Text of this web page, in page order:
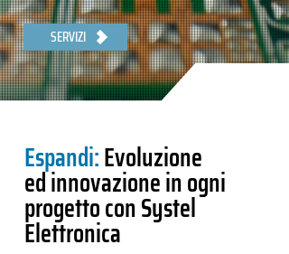
SERVIZI
Espandi:Evoluzione
ed innovazione in ogni
progetto con Systel
Elettronica